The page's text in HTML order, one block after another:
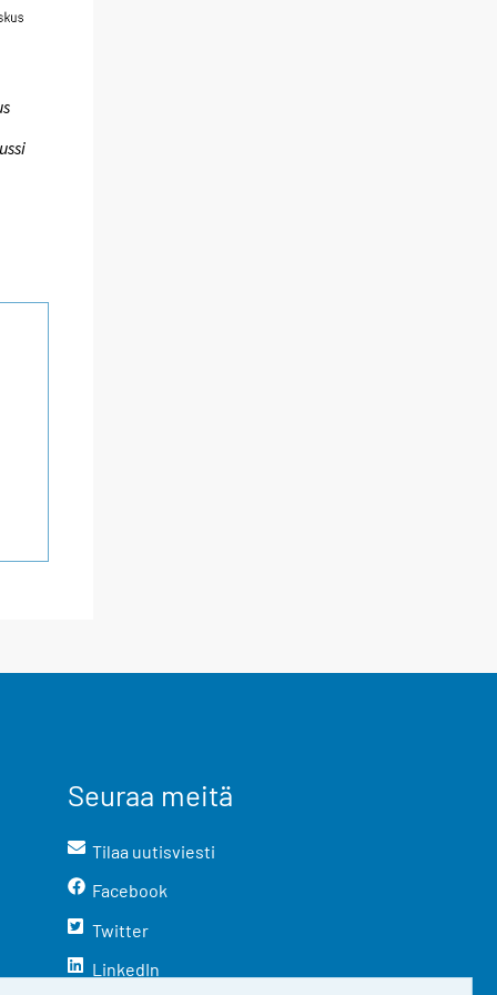
Seuraa meitä
Tilaa uutisviesti
Facebook
Twitter
LinkedIn